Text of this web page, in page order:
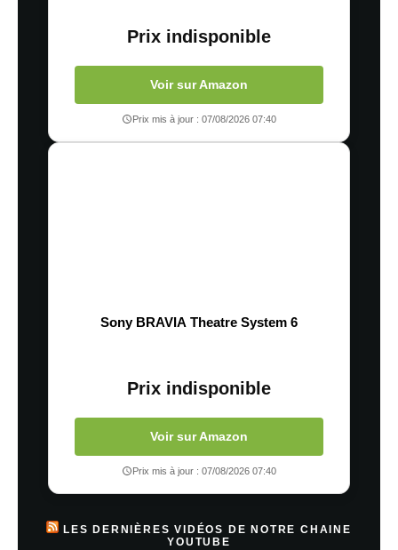
Prix indisponible
Voir sur Amazon
Prix mis à jour : 07/08/2026 07:40
Sony BRAVIA Theatre System 6
Prix indisponible
Voir sur Amazon
Prix mis à jour : 07/08/2026 07:40
LES DERNIÈRES VIDÉOS DE NOTRE CHAINE
YOUTUBE